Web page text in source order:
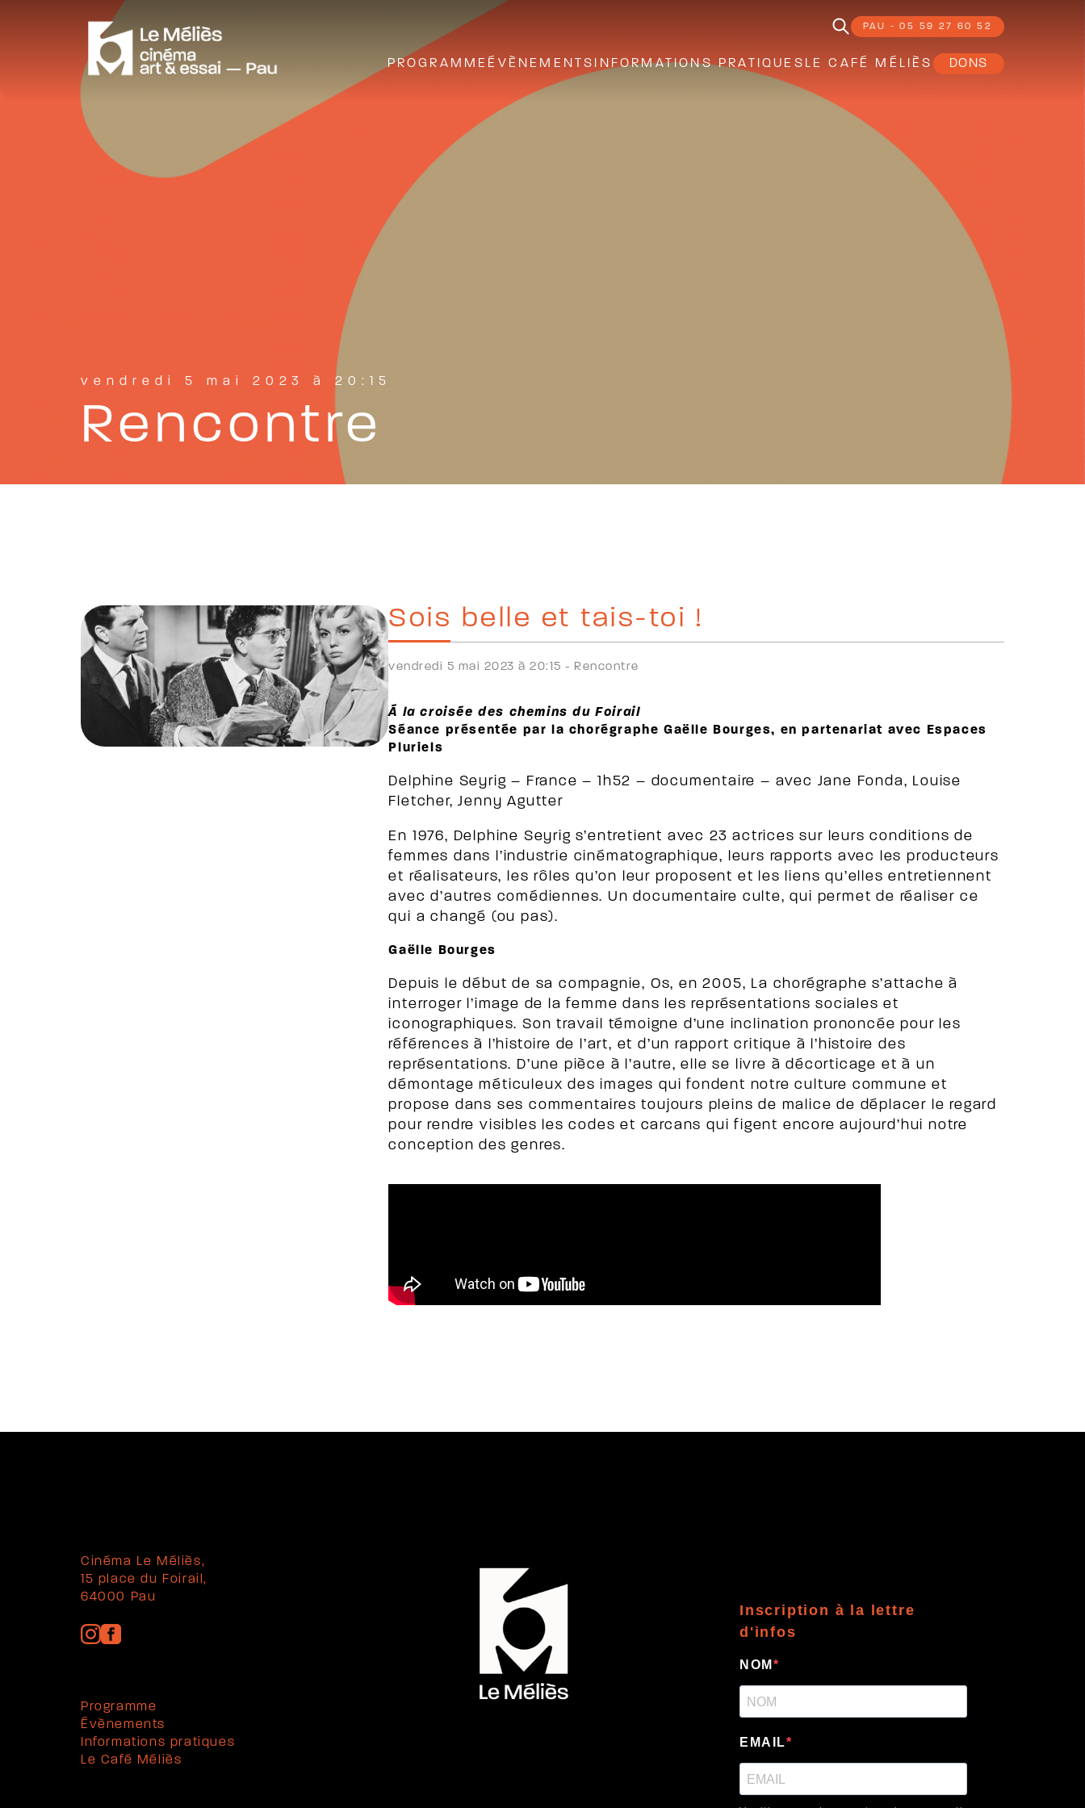
PAU - 05 59 27 60 52
PROGRAMME ÉVÈNEMENTS INFORMATIONS PRATIQUES LE CAFÉ MÉLIÈS DONS
vendredi 5 mai 2023 à 20:15
Rencontre
Sois belle et tais-toi !
vendredi 5 mai 2023 à 20:15 - Rencontre
Á la croisée des chemins du Foirail
Séance présentée par la chorégraphe Gaëlle Bourges, en partenariat avec
Espaces
Pluriels
Delphine Seyrig – France – 1h52 – documentaire – avec Jane Fonda, Louise
Fletcher, Jenny Agutter
En 1976, Delphine Seyrig s’entretient avec 23 actrices sur leurs conditions de
femmes dans l’industrie cinématographique, leurs rapports avec les producteurs
et réalisateurs, les rôles qu’on leur proposent et les liens qu’elles entretiennent
avec d’autres comédiennes. Un documentaire culte, qui permet de réaliser ce
qui a changé (ou pas).
Gaëlle Bourges
Depuis le début de sa compagnie, Os, en 2005, La chorégraphe s’attache à
interroger l’image de la femme dans les représentations sociales et
iconographiques. Son travail témoigne d’une inclination prononcée pour les
références à l’histoire de l’art, et d’un rapport critique à l’histoire des
représentations. D’une pièce à l’autre, elle se livre à décorticage et à un
démontage méticuleux des images qui fondent notre culture commune et
propose dans ses commentaires toujours pleins de malice de déplacer le regard
pour rendre visibles les codes et carcans qui figent encore aujourd’hui notre
conception des genres.
Cinéma Le Méliès,
15 place du Foirail,
64000 Pau
Programme
Évènements
Informations pratiques
Le Café Méliès
Inscription à la lettre
d'infos
NOM
EMAIL